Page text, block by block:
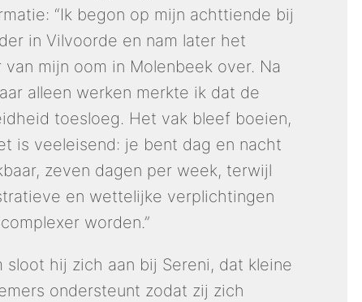
“Ik begon op mijn achttiende bij
in Vilvoorde en nam later het
van mijn oom in Molenbeek over. Na
alleen werken merkte ik dat de
toesloeg. Het vak bleef boeien,
is veeleisend: je bent dag en nacht
zeven dagen per week, terwijl
en wettelijke verplichtingen
worden.”
sloot hij zich aan bij Sereni, dat kleine
ondersteunt zodat zij zich